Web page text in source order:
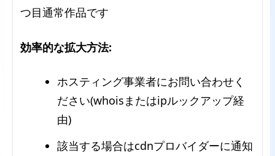
つ目通常作品です
効率的な拡大方法:
ホスティング事業者にお問い合わせく
ださい(whoisまたはipルックアップ経
由)
該当する場合はcdnプロバイダーに通知